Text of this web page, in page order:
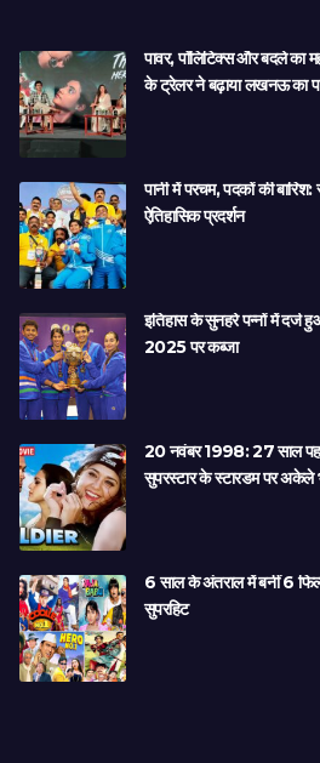
पावर, पॉलिटिक्स और बदले का
के ट्रेलर ने बढ़ाया लखनऊ का
पानी में परचम, पदकों की बारिश:
ऐतिहासिक प्रदर्शन
इतिहास के सुनहरे पन्नों में दर्ज
2025 पर कब्जा
20 नवंबर 1998: 27 साल पहले
सुपरस्टार के स्टारडम पर अकेले
6 साल के अंतराल में बनीं 6
सुपरहिट